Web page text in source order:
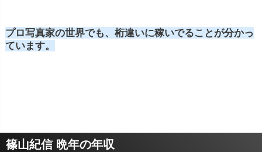
プロ写真家の世界でも、桁違いに稼いでることが分かっ
ています。
篠山紀信 晩年の年収